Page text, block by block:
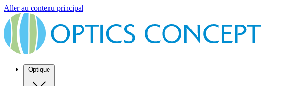
Aller au contenu principal
Optique